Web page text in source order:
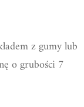
z gumy lub
o grubości 7